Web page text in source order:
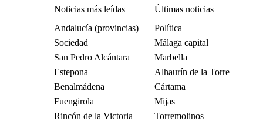
Noticias más leídas
Últimas noticias
Andalucía (provincias)
Política
Sociedad
Málaga capital
San Pedro Alcántara
Marbella
Estepona
Alhaurín de la Torre
Benalmádena
Cártama
Fuengirola
Mijas
Rincón de la Victoria
Torremolinos